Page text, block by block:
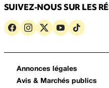
SUIVEZ-NOUS SUR LES
Annonces légales
Avis & Marchés publics